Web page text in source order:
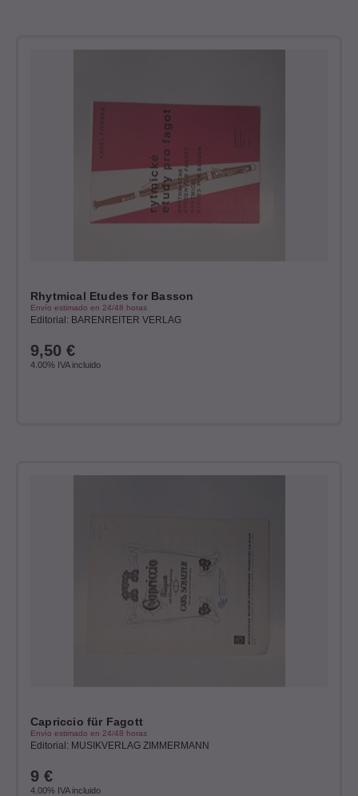
Rhytmical Etudes for Basson
Envío estimado en 24/48 horas
Editorial: BARENREITER VERLAG
9,50 €
4.00% IVA incluido
Capriccio für Fagott
Envío estimado en 24/48 horas
Editorial: MUSIKVERLAG ZIMMERMANN
9 €
4.00% IVA incluido